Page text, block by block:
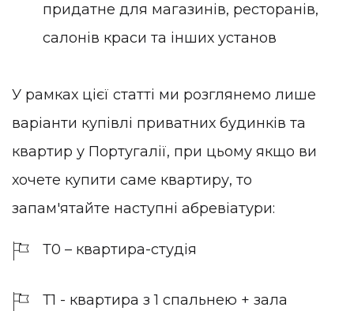
придатне для магазинів, ресторанів,
салонів краси та інших установ
У рамках цієї статті ми розглянемо лише
варіанти купівлі приватних будинків та
квартир у Португалії, при цьому якщо ви
хочете купити саме квартиру, то
запам'ятайте наступні абревіатури:
Т0 – квартира-студія
Т1 - квартира з 1 спальнею + зала